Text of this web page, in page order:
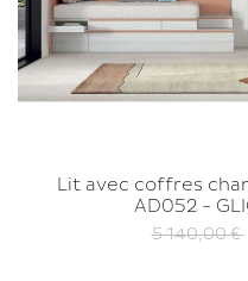
Lit avec coffres
AD052 -
5 140,00 €